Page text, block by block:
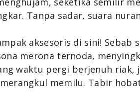
Tanpa sadar, suara
aksesoris di sini! Sebab
merona ternoda,
waktu pergi berjenuh
memilu. Tabir